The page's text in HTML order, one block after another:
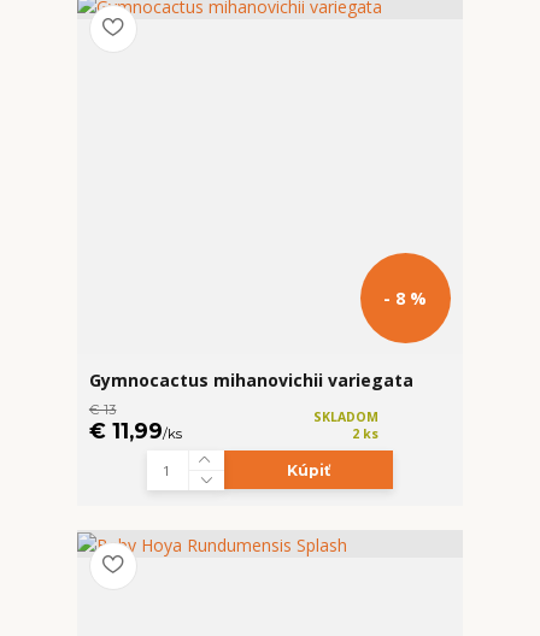
- 8 %
Gymnocactus mihanovichii variegata
€ 13
€ 11,99/ks
SKLADOM
2 ks
Kúpiť